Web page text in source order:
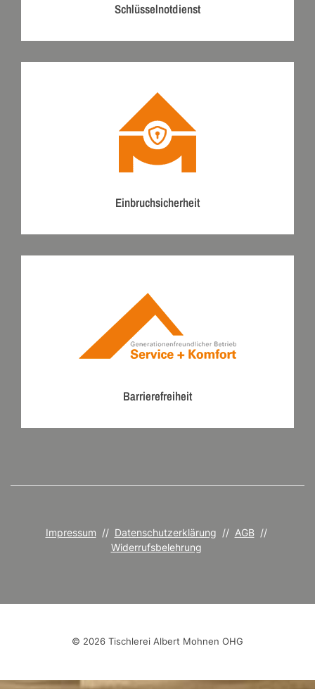
Schlüsselnotdienst
Einbruchsicherheit
Barrierefreiheit
Impressum // Datenschutzerklärung // AGB//
Widerrufsbelehrung
© 2026 Tischlerei Albert Mohnen OHG